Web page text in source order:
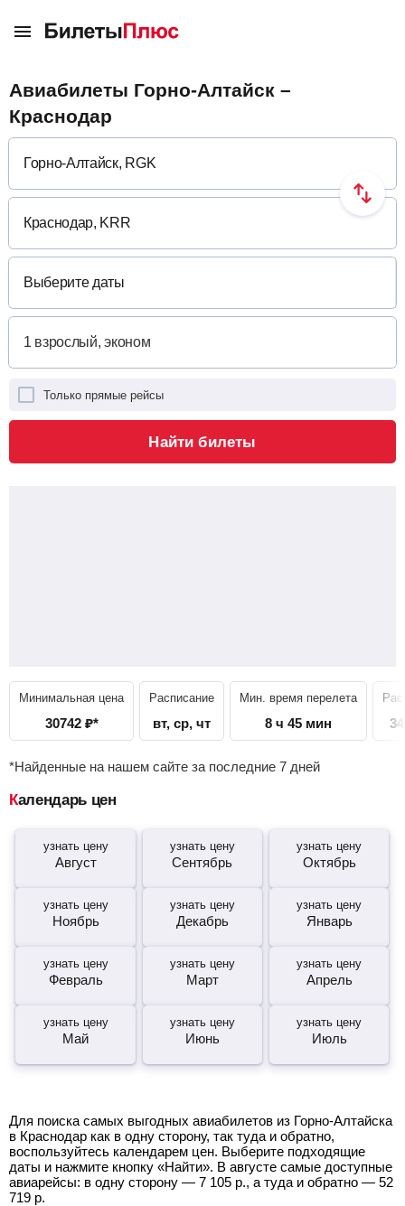
Авиабилеты Горно-Алтайск –
Краснодар
Выберите даты
Только прямые рейсы
Найти билеты
Минимальная цена
30742 ₽*
Расписание
вт, ср, чт
Мин. время перелета
8 ч 45 мин
*Найденные на нашем сайте за последние 7 дней
Календарь цен
узнать цену
Август
узнать цену
Сентябрь
узнать цену
Октябрь
узнать цену
Ноябрь
узнать цену
Декабрь
узнать цену
Январь
узнать цену
Февраль
узнать цену
Март
узнать цену
Апрель
узнать цену
Май
узнать цену
Июнь
узнать цену
Июль
Для поиска самых выгодных авиабилетов из Горно-Алтайска
в Краснодар как в одну сторону, так туда и обратно,
воспользуйтесь календарем цен. Выберите подходящие
даты и нажмите кнопку «Найти». В августе самые доступные
авиарейсы: в одну сторону — 7 105 р., а туда и обратно — 52
719 р.